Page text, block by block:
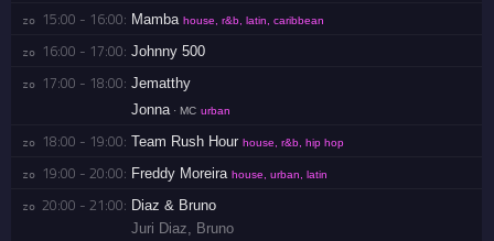
zo 15:00 - 16:00: Mamba house, r&b, latin, caribbean
zo 16:00 - 17:00: Johnny 500
zo 17:00 - 18:00: Jematthy
Jonna · MC urban
zo 18:00 - 19:00: Team Rush Hour house, r&b, hip hop
zo 19:00 - 20:00: Freddy Moreira house, urban, latin
zo 20:00 - 21:00: Diaz & Bruno
Juri Diaz, Bruno